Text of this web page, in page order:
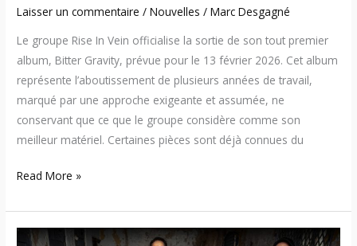
Laisser un commentaire /Nouvelles /Marc Desgagné
Le groupe Rise In Vein officialise la sortie de son tout premier
album, Bitter Gravity, prévue pour le 13 février 2026. Cet album
représente l’aboutissement de plusieurs années de travail,
marqué par une approche exigeante et assumée, ne
conservant que ce que le groupe considère comme son
meilleur matériel. Certaines pièces sont déjà connues du
Read More »
Rise